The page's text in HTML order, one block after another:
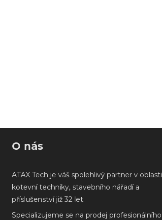
O nás
ATAX Tech je váš spolehlivý partner v oblasti
kotevní techniky, stavebního nářadí a
příslušenství již 32 let.
Specializujeme se na prodej profesionálního